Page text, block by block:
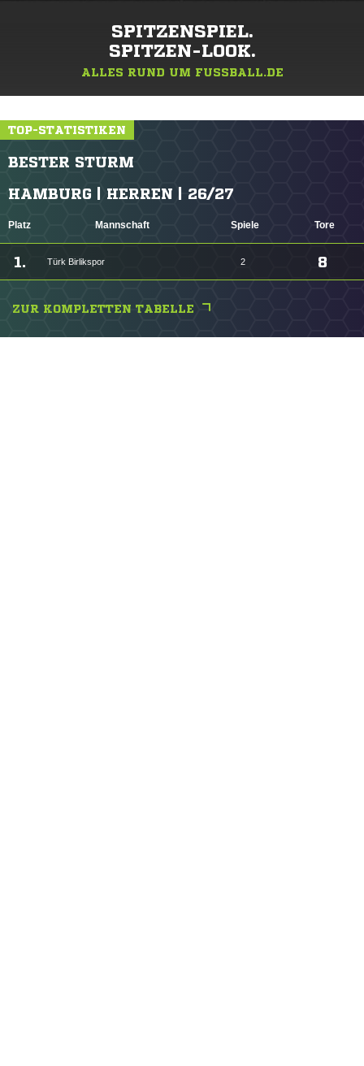
SPITZENSPIEL.
SPITZEN-LOOK.
ALLES RUND UM FUSSBALL.DE
TOP-STATISTIKEN
BESTER STURM
HAMBURG | HERREN | 26/27
Platz Mannschaft Spiele Tore
1. Türk Birlikspor 2 8
ZUR KOMPLETTEN TABELLE